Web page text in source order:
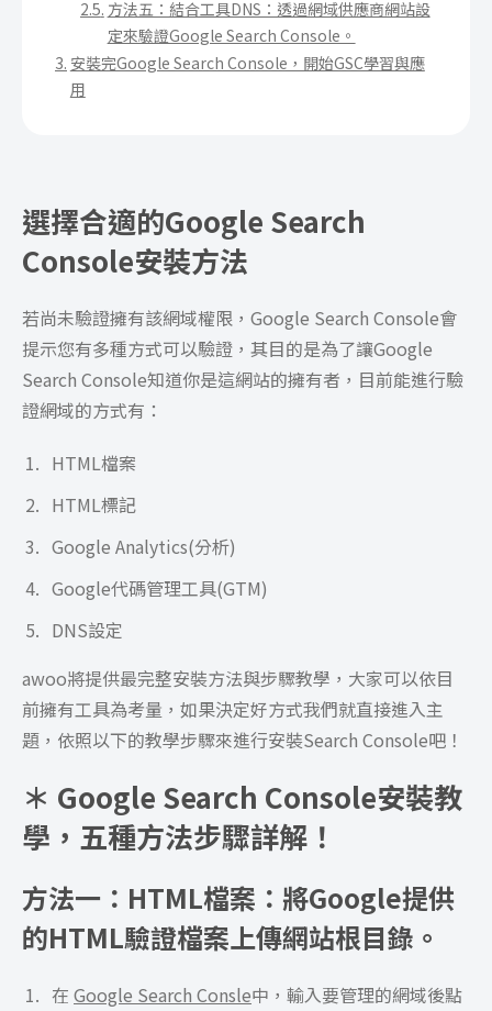
方法五：結合工具DNS：透過網域供應商網站設
定來驗證Google Search Console。
安裝完Google Search Console，開始GSC學習與應
用
選擇合適的Google Search
Console安裝方法
若尚未驗證擁有該網域權限，Google Search Console會
提示您有多種方式可以驗證，其目的是為了讓Google
Search Console知道你是這網站的擁有者，目前能進行驗
證網域的方式有：
HTML檔案
HTML標記
Google Analytics(分析)
Google代碼管理工具(GTM)
DNS設定
awoo將提供最完整安裝方法與步驟教學，大家可以依目
前擁有工具為考量，如果決定好方式我們就直接進入主
題，依照以下的教學步驟來進行安裝Search Console吧！
＊ Google Search Console安裝教
學，五種方法步驟詳解！
方法一：HTML檔案：將Google提供
的HTML驗證檔案上傳網站根目錄。
在 Google Search Consle中，輸入要管理的網域後點